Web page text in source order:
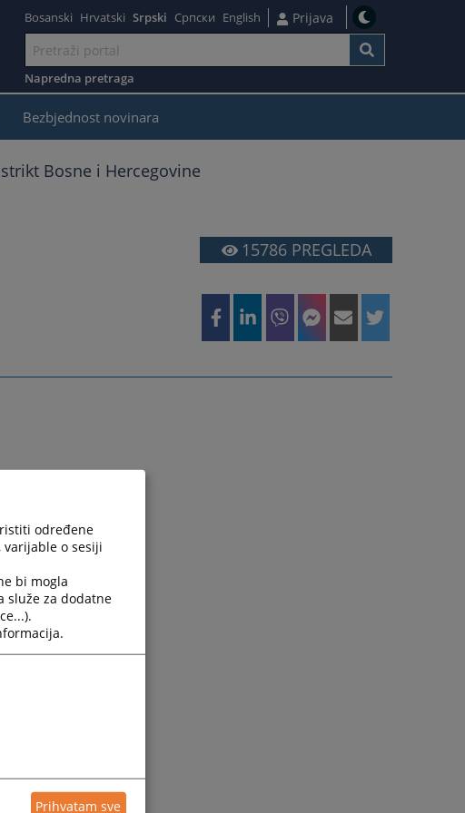
Bosanski Hrvatski Srpski Српски English Prijava
Napredna pretraga
Bezbjednost novinara
Bosne i Hercegovine
15786PREGLEDA
određene
varijable o sesiji
bi mogla
služe za dodatne
Prihvatam sve